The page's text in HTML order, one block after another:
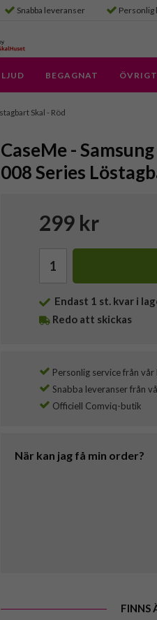
Snabba leveranser Personlig
LJUD BEGAGNAT ÖVRIGT
Skal - Röd
CaseMe -
008 Series
299 kr
Endast 1 st. kvar i
Redo att skickas
Personlig service från
Snabba leveranser från
Officiell Comviq-butik
När kan jag få min order?
FINNS